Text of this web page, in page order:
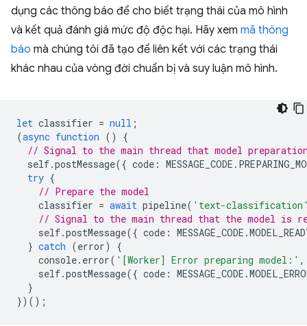
dụng các thông báo để cho biết trạng thái của mô hình
và kết quả đánh giá mức độ độc hại. Hãy xem mã thông
báo mà chúng tôi đã tạo để liên kết với các trạng thái
khác nhau của vòng đời chuẩn bị và suy luận mô hình.
let classifier = null ;
(async function ()
{
// Signal to the main thread that model
self.postMessage({ code : MESSAGE_CODE .
try {
// Prepare the model
classifier = await pipeline( 'text-
// Signal to the main thread that the model is
self.postMessage({ code : MESSAGE_CODE .
} catch (error)
{
console. error( '[Worker] Error preparing model:' ,
self.postMessage({ code : MESSAGE_CODE .
}
})();